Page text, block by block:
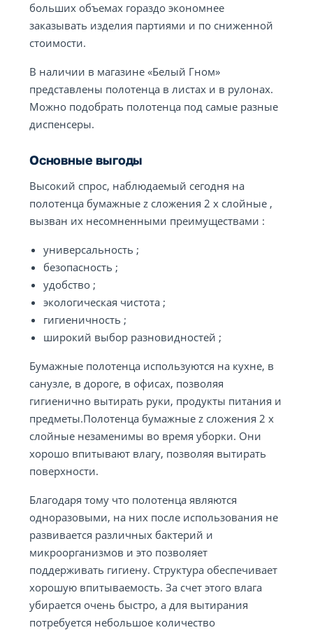
больших объемах гораздо экономнее
заказывать изделия партиями и по сниженной
стоимости.
В наличии в магазине «Белый Гном»
представлены полотенца в листах и в рулонах.
Можно подобрать полотенца под самые разные
диспенсеры.
Основные выгоды
Высокий спрос, наблюдаемый сегодня на
полотенца бумажные z сложения 2 х слойные ,
вызван их несомненными преимуществами :
универсальность ;
безопасность ;
удобство ;
экологическая чистота ;
гигиеничность ;
широкий выбор разновидностей ;
Бумажные полотенца используются на кухне, в
санузле, в дороге, в офисах, позволяя
гигиенично вытирать руки, продукты питания и
предметы.Полотенца бумажные z сложения 2 х
слойные незаменимы во время уборки. Они
хорошо впитывают влагу, позволяя вытирать
поверхности.
Благодаря тому что полотенца являются
одноразовыми, на них после использования не
развивается различных бактерий и
микроорганизмов и это позволяет
поддерживать гигиену. Структура обеспечивает
хорошую впитываемость. За счет этого влага
убирается очень быстро, а для вытирания
потребуется небольшое количество